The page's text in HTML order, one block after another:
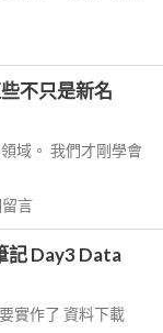
不只是新名
域。 我們才剛學會
言
記 Day3 Data
實作了 資料下載